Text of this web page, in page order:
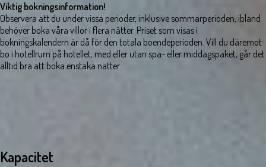
Viktig bokningsinformation!
Observera att du under vissa perioder, inklusive sommarperioden, ibland
behöver boka våra villor i flera nätter. Priset som visas i
bokningskalendern är då för den totala boendeperioden. Vill du däremot
bo i hotellrum på hotellet, med eller utan spa- eller middagspaket, går det
alltid bra att boka enstaka nätter.
Kapacitet